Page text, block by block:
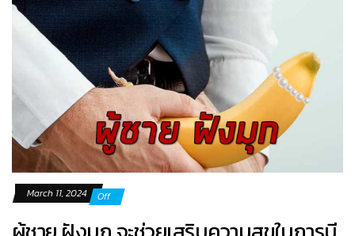
March 11, 2024 Off